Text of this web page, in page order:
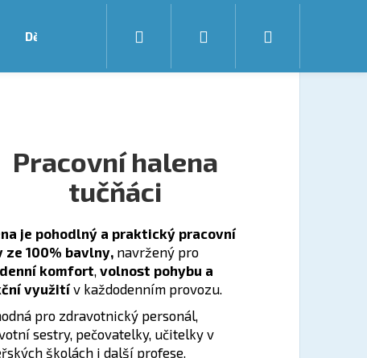
Dětská oddělení Doprava a platba
Přihlášení
Pracovní halena
tučňáci
je pohodlný a praktický pracovní
ze 100% bavlny, navržený pro
komfort, volnost pohybu a
využitív každodenním provozu.
pro zdravotnický personál,
sestry, pečovatelky, učitelky v
školách i další profese.